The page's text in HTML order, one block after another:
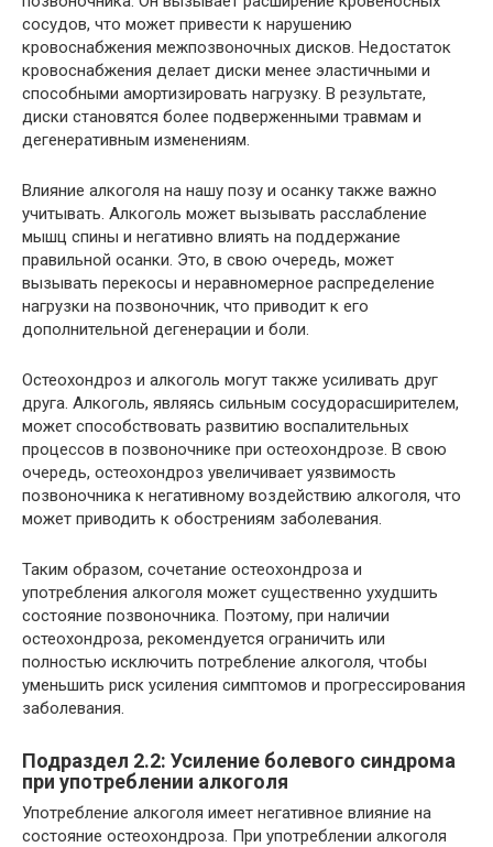
сосудов, что может привести к нарушению
кровоснабжения межпозвоночных дисков. Недостаток
кровоснабжения делает диски менее эластичными и
способными амортизировать нагрузку. В результате,
диски становятся более подверженными травмам и
дегенеративным изменениям.
Влияние алкоголя на нашу позу и осанку также важно
учитывать. Алкоголь может вызывать расслабление
мышц спины и негативно влиять на поддержание
правильной осанки. Это, в свою очередь, может
вызывать перекосы и неравномерное распределение
нагрузки на позвоночник, что приводит к его
дополнительной дегенерации и боли.
Остеохондроз и алкоголь могут также усиливать друг
друга. Алкоголь, являясь сильным сосудорасширителем,
может способствовать развитию воспалительных
процессов в позвоночнике при остеохондрозе. В свою
очередь, остеохондроз увеличивает уязвимость
позвоночника к негативному воздействию алкоголя, что
может приводить к обострениям заболевания.
Таким образом, сочетание остеохондроза и
употребления алкоголя может существенно ухудшить
состояние позвоночника. Поэтому, при наличии
остеохондроза, рекомендуется ограничить или
полностью исключить потребление алкоголя, чтобы
уменьшить риск усиления симптомов и прогрессирования
заболевания.
Подраздел 2.2: Усиление болевого синдрома
при употреблении алкоголя
Употребление алкоголя имеет негативное влияние на
состояние остеохондроза. При употреблении алкоголя